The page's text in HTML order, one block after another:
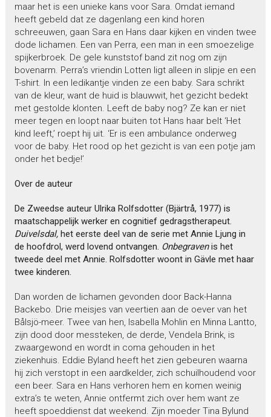
maar het is een unieke kans voor Sara. Omdat iemand
heeft gebeld dat ze dagenlang een kind horen
schreeuwen, gaan Sara en Hans daar kijken en vinden twee
dode lichamen. Een van Perra, een man in een smoezelige
spijkerbroek. De gele kunststof band zit nog om zijn
bovenarm. Perra’s vriendin Lotten ligt alleen in slipje en een
T-shirt. In een ledikantje vinden ze een baby. Sara schrikt
van de kleur, want de huid is blauwwit, het gezicht bedekt
met gestolde klonten. Leeft de baby nog? Ze kan er niet
meer tegen en loopt naar buiten tot Hans haar belt ‘Het
kind leeft,’ roept hij uit. ‘Er is een ambulance onderweg
voor de baby. Het rood op het gezicht is van een potje jam
onder het bedje!’
Over de auteur
De Zweedse auteur Ulrika Rolfsdotter (Bjärtrå, 1977) is
maatschappelijk werker en cognitief gedragstherapeut.
Duivelsdal,het eerste deel van de serie met Annie Ljung in
de hoofdrol, werd lovend ontvangen. Onbegravenis het
tweede deel met Annie. Rolfsdotter woont in Gävle met haar
twee kinderen.
Dan worden de lichamen gevonden door Back-Hanna
Backebo. Drie meisjes van veertien aan de oever van het
Bålsjö-meer. Twee van hen, Isabella Mohlin en Minna Lantto,
zijn dood door messteken, de derde, Vendela Brink, is
zwaargewond en wordt in coma gehouden in het
ziekenhuis. Eddie Byland heeft het zien gebeuren waarna
hij zich verstopt in een aardkelder, zich schuilhoudend voor
een beer. Sara en Hans verhoren hem en komen weinig
extra’s te weten, Annie ontfermt zich over hem want ze
heeft spoeddienst dat weekend. Zijn moeder Tina Bylund